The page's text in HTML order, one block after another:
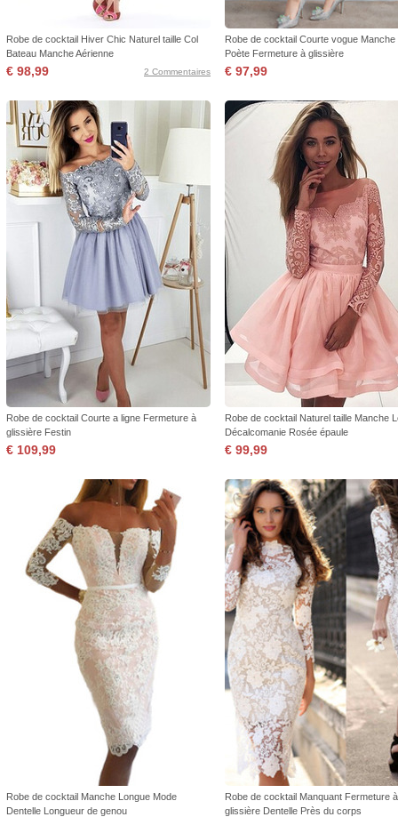
Robe de cocktail Hiver Chic Naturel taille Col
Bateau Manche Aérienne
€ 98,99 2 Commentaires
Robe de cocktail Courte vogue Manche
Poète Fermeture à glissière
€ 97,99
Robe de cocktail Courte a ligne Fermeture à
glissière Festin
€ 109,99
Robe de cocktail Naturel taille Manche
Décalcomanie Rosée épaule
€ 99,99
Robe de cocktail Manche Longue Mode
Dentelle Longueur de genou
Robe de cocktail Manquant Fermeture à
glissière Dentelle Près du corps